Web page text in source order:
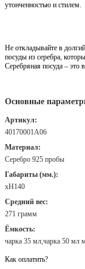
утонченностью и стилем.
Не откладывайте в
посуды из серебра,
Серебряная посуда – это
Основные
Артикул:
40170001А06
Материал:
Серебро 925 пробы
Габариты (мм.):
хH140
Средний вес:
271 грамм
Ёмкость:
чарка 35 мл,чарка 50 мл
Как оплатить?